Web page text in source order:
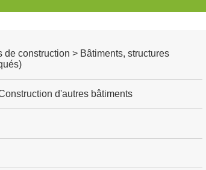
de construction > Bâtiments, structures
d'autres bâtiments